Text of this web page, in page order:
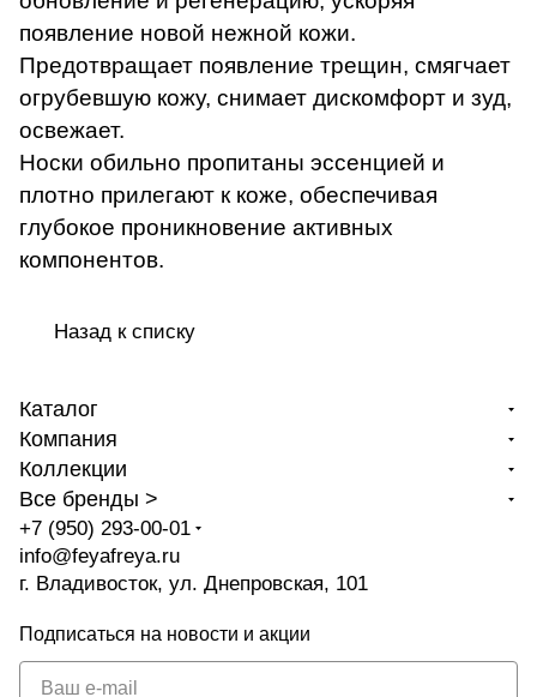
появление новой нежной кожи.
Предотвращает появление трещин, смягчает
огрубевшую кожу, снимает дискомфорт и зуд,
освежает.
Носки обильно пропитаны эссенцией и
плотно прилегают к коже, обеспечивая
глубокое проникновение активных
компонентов.
Назад к списку
Каталог
Компания
Коллекции
Все бренды >
+7 (950) 293-00-01
info@feyafreya.ru
г. Владивосток, ул. Днепровская, 101
Подписаться на новости и акции